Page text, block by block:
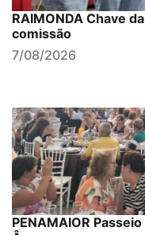
RAIMONDA Chave
comissão
7/08/2026
PENAMAIOR